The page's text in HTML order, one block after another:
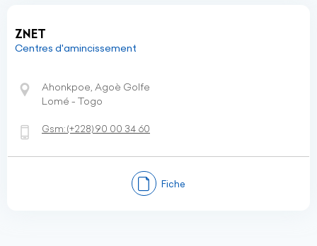
ZNET
Centres d'amincissement
Ahonkpoe, Agoè Golfe
Lomé - Togo
Gsm:(+228)90 00 34 60
Fiche